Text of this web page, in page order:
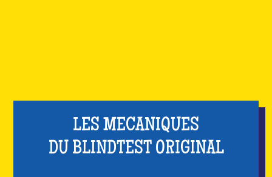
LES MECANIQUES
DU BLINDTEST ORIGINAL